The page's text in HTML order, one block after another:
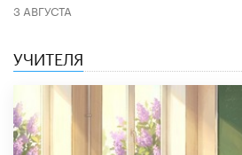
3 АВГУСТА
УЧИТЕЛЯ